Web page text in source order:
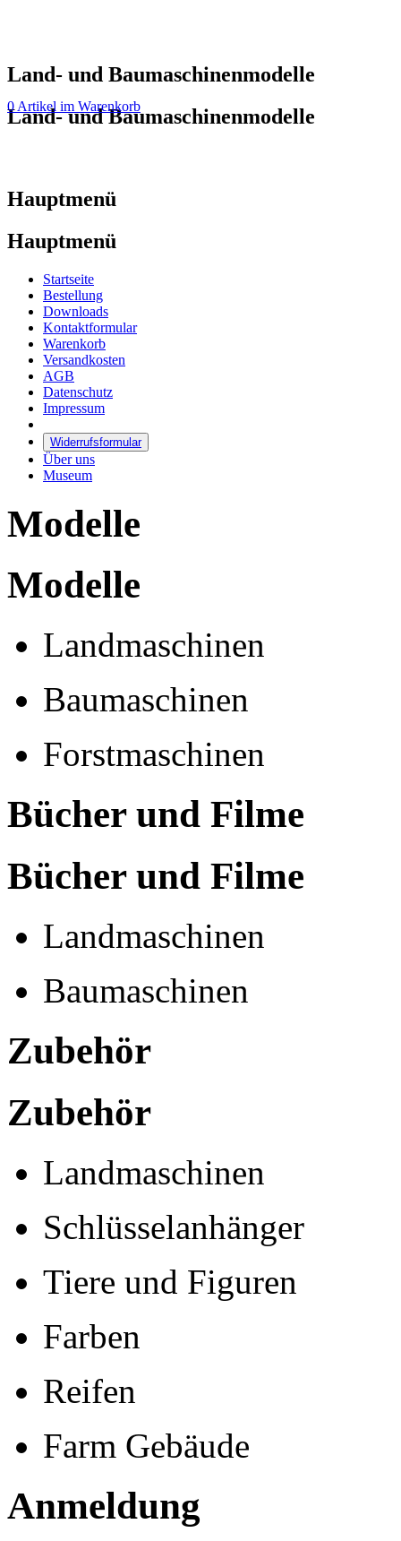
Land- und Baumaschinenmodelle
Land- und Baumaschinenmodelle
0 Artikel im Warenkorb
Hauptmenü
Hauptmenü
Startseite
Bestellung
Downloads
Kontaktformular
Warenkorb
Versandkosten
AGB
Datenschutz
Impressum
Widerrufsformular
Über uns
Museum
Modelle
Modelle
Landmaschinen
Baumaschinen
Forstmaschinen
Bücher und Filme
Bücher und Filme
Landmaschinen
Baumaschinen
Zubehör
Zubehör
Landmaschinen
Schlüsselanhänger
Tiere und Figuren
Farben
Reifen
Farm Gebäude
Anmeldung